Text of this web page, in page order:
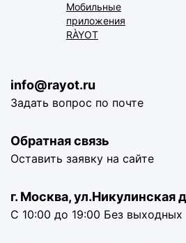
Мобильные
приложения
RÀYOT
info@rayot.ru
Задать вопрос по почте
Обратная связь
Оставить заявку на сайте
г. Москва, ул.Никулинская
С 10:00 до 19:00 Без выходных